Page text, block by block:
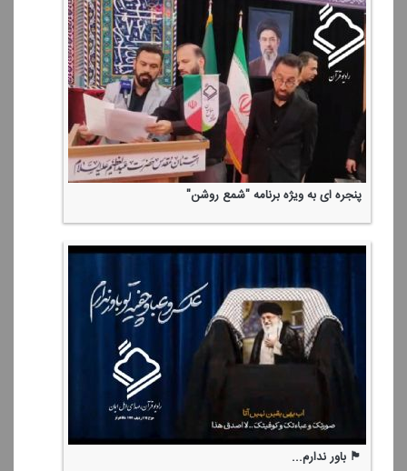
پنجره ای به ویژه برنامه "شمع روشن"
🏴 باور ندارم...